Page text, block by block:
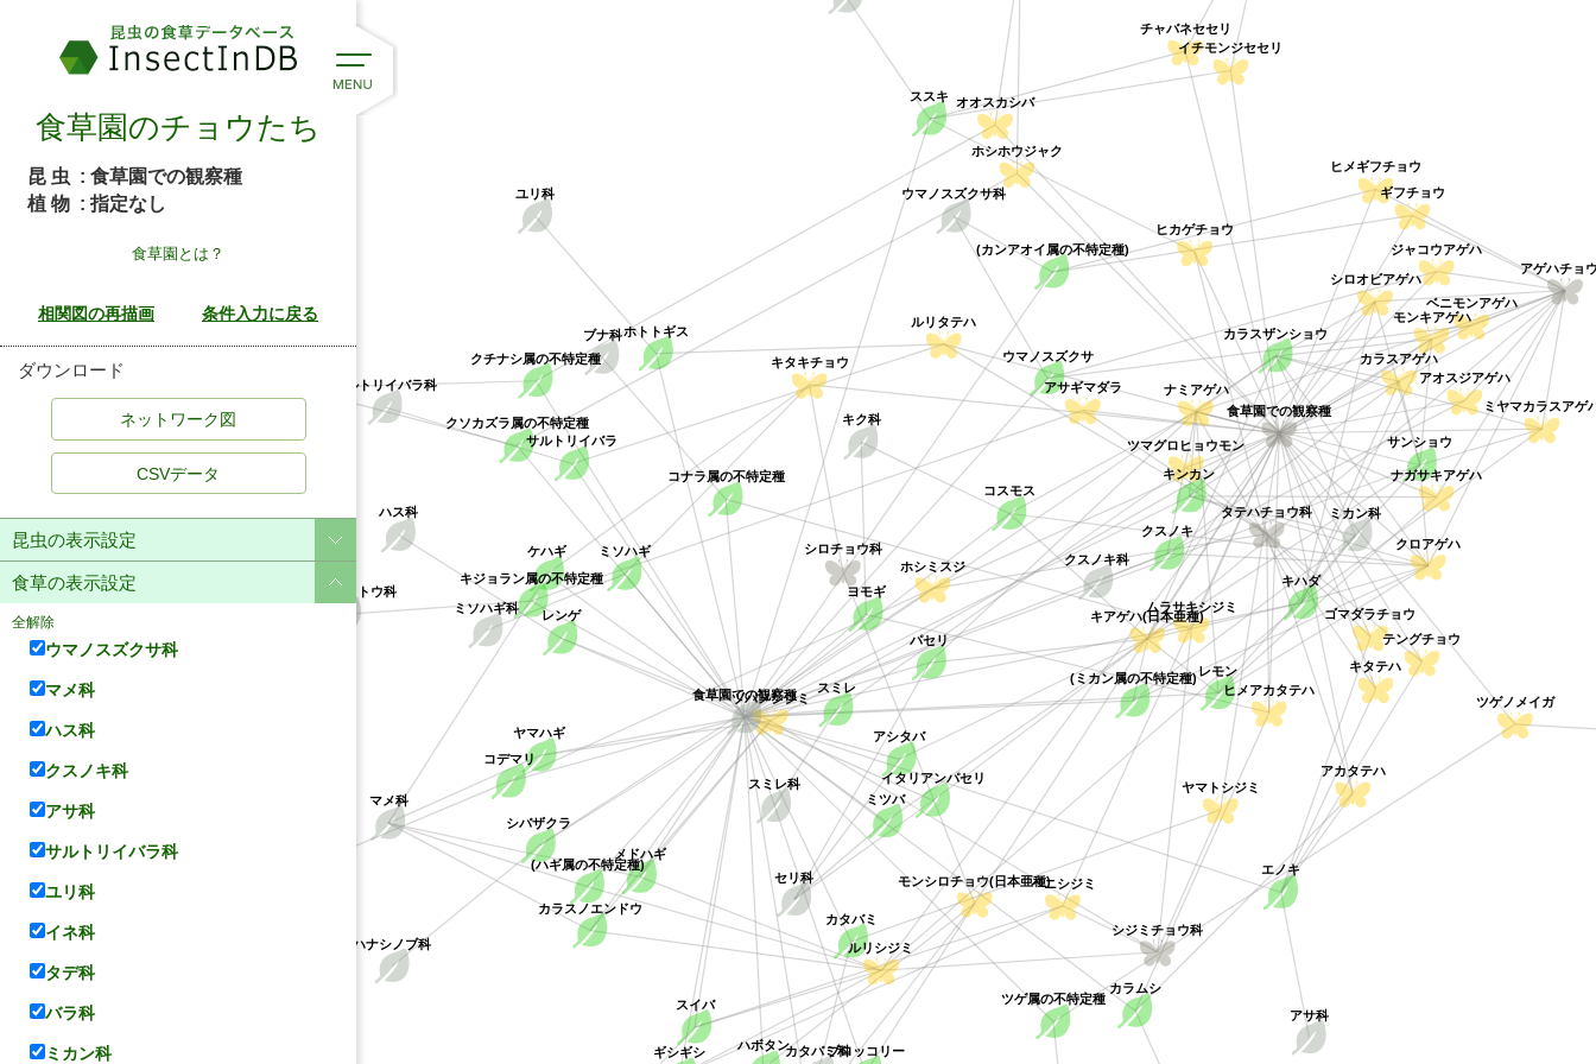
ウマノスズクサ科
ウマノスズクサ
アゲハチョ
ジャコウアゲハ
マメ科
ヤマハギ
シジミチョウ科
ツバメシジミ
メドハギ
ハス科
レンゲ
カラスノエンドウ
クスノキ科
クスノキ
アオスジアゲハ
アサ科
エノキ
タテハチョウ科
ゴマダラチョウ
サルトリイバラ科
サルトリイバラ
ルリタテハ
ユリ科
ホトトギス
ススキ
ヒカゲチョウ
テングチョウ
(カンアオイ属の不特定種)
ギフチョウ
スイバ
ベニシジミ
ギシギシ
コデマリ
ホシミスジ
ベニモンアゲハ
カラスアゲハ
ミカン科
キハダ
カラスザンショウ
サンショウ
キンカン
モンキアゲハ
ミヤマカラスアゲ
(ミカン属の不特定種)
キアゲハ(日本亜種)
セリ科
アシタバ
レモン
キク科
コスモス
ミツバ
パセリ
イタリアンパセリ
ナガサキアゲハ
シロオビアゲハ
クロアゲハ
ナミアゲハ
イチモンジセセリ
チャバネセセリ
シロチョウ科
モンシロチョウ(日本亜種)
ハボタン ブロッコリー
キタテハ
カタバミ科
カタバミ
ヤマトシジミ
ヨモギ
ヒメアカタテハ
カラムシ
アカタテハ
ミソハギ科
ミソハギ
キタキチョウ
ハナシノブ科
シバザクラ
スミレ科
スミレ
ツマグロヒョウモン
(ハギ属の不特定種)
ルリシジミ
ケハギ
ヒメギフチョウ
クチナシ属の不特定種
オオスカシバ
ツゲ属の不特定種
ツゲノメイガ
クソカズラ属の不特定種
ホシホウジャク
キョウチクトウ科
キジョラン属の不特定種
アサギマダラ
ブナ科
コナラ属の不特定種
ムラサキシジミ
食草園での観察種
食草園での観察種
食草園のチョウたち
昆 虫 : 食草園での観察種
植 物 : 指定なし
食草園とは？
ダウンロード
CSVデータ
昆虫の表示設定
食草の表示設定
全解除
ウマノスズクサ科
マメ科
ハス科
クスノキ科
アサ科
サルトリイバラ科
ユリ科
イネ科
タデ科
バラ科
ミカン科